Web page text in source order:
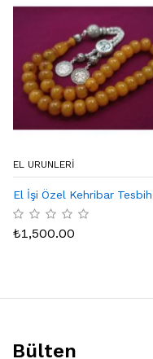
EL URUNLERI
El İşi Özel Kehribar Tesbih
₺1,500.00
Bülten